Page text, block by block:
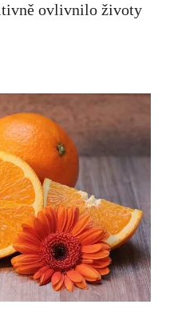
ovlivnilo životy